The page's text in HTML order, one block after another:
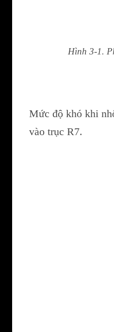
Hình 3-1.
Mức độ khó khi
vào trục R7.